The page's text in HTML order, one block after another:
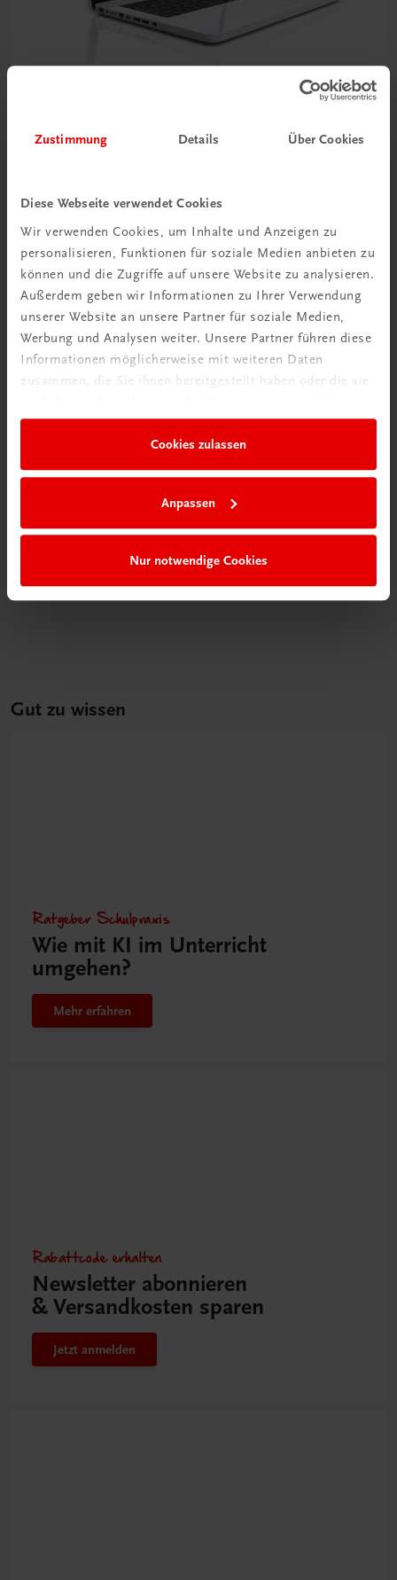
Zustimmung Details Über Cookies
Diese Webseite verwendet Cookies
Wir verwenden Cookies, um Inhalte und Anzeigen zu
personalisieren, Funktionen für soziale Medien anbieten zu
können und die Zugriffe auf unsere Website zu analysieren.
Außerdem geben wir Informationen zu Ihrer Verwendung
unserer Website an unsere Partner für soziale Medien,
Werbung und Analysen weiter. Unsere Partner führen diese
Informationen möglicherweise mit weiteren Daten
zusammen, die Sie ihnen bereitgestellt haben oder die sie
Cookies zulassen
Anpassen
Nur notwendige Cookies
Multimedia-Typing Premium Semesterlizenz
Multimedia-Typing Premium Zweijahreslizenz
€ 9,00
Gut zu wissen
Ratgeber Schulpraxis
Wie mit KI im Unterricht
umgehen?
Mehr erfahren
Rabattcode erhalten
Newsletter abonnieren
& Versandkosten sparen
Jetzt anmelden